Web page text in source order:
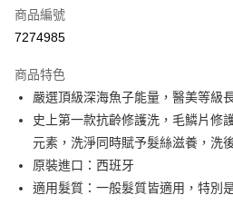
信用卡分期付款
合作金庫商業銀行
華南商業銀行
彰
上海商業儲蓄銀行
台
國泰世華商業銀行
兆
臺灣中小企業銀行
匯豐（台灣）商業銀行
華
聯邦商業銀行
遠
6 期 0 利率 每期
華南商業銀行
彰
上海商業儲蓄銀行
台
國泰世華商業銀行
臺灣中小企業銀行
台
超商取貨付款
LINE Pay
Apple Pay
商品編號
7274985
商品特色
嚴選頂級深海魚子能量，醫美等級
史上第一款抗齡修護洗，毛鱗片修
元素，洗淨同時賦予髮絲滋養，洗
原裝進口：西班牙
適⽤髮質：⼀般髮質皆適⽤，特別